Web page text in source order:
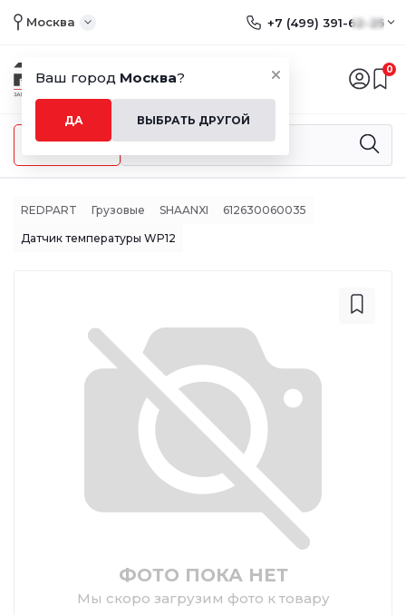
Ваш город Москва?
ДА ВЫБРАТЬ ДРУГОЙ
Москва +7 (499) 391-62-25
0
Меню
REDPART Грузовые SHAANXI 612630060035
Датчик температуры WP12
ФОТО ПОКА НЕТ
Мы скоро загрузим фото к товару